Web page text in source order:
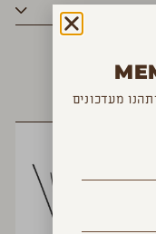
YOU
מעדכונים